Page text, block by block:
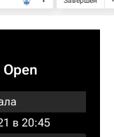
в 20:45